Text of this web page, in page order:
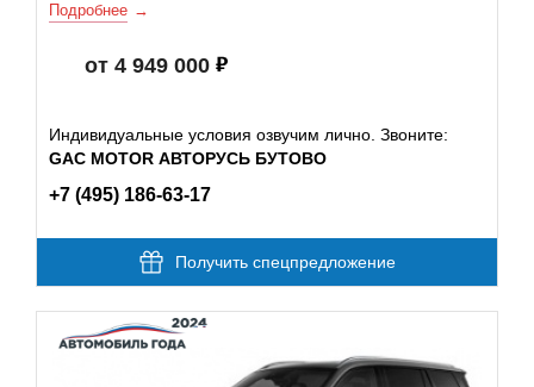
Подробнее
от 4 949 000
Индивидуальные условия озвучим лично. Звоните:
GAC MOTOR АВТОРУСЬ БУТОВО
+7 (495) 186-63-17
Получить спецпредложение